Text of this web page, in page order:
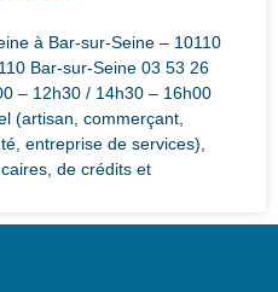
à Bar-sur-Seine – 10110
Bar-sur-Seine 03 53 26
– 12h30 / 14h30 – 16h00
(artisan, commerçant,
entreprise de services),
de crédits et